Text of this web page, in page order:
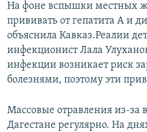
На фоне вспышки местных
прививать от гепатита А и
объяснила Кавказ.Реалии
инфекционист Лала
инфекции возникает риск
болезнями, поэтому эти
Массовые отравления из-за
Дагестане регулярно. На